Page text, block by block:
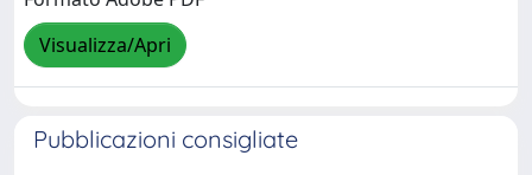
Visualizza/Apri
Pubblicazioni consigliate